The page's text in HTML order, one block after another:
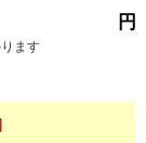
円
ます